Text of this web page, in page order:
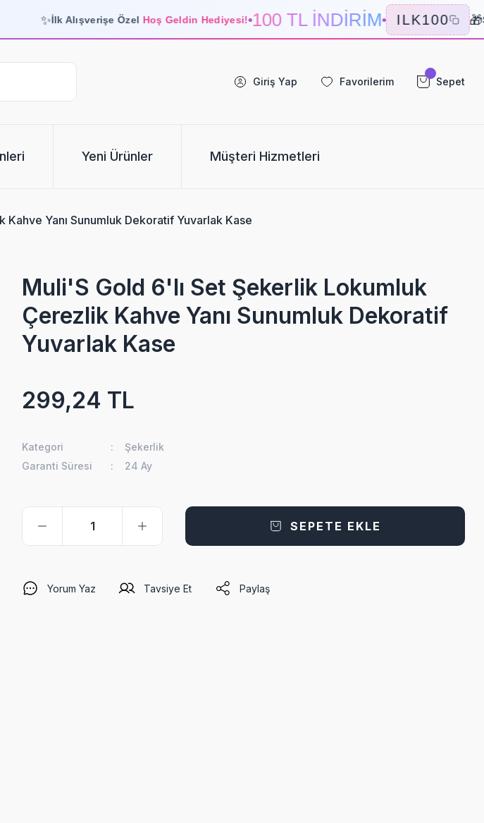
İlk Alışverişe ÖzelHoş Geldin Hediyesi! 100 TL İNDİRİM ILK100 🎁
Giriş Yap Favorilerim Sepet
Yeni Ürünler Müşteri Hizmetleri
Yanı Sunumluk Dekoratif Yuvarlak Kase
Muli'S Gold 6'lı Set Şekerlik Lokumluk
Çerezlik Kahve Yanı Sunumluk Dekoratif
Yuvarlak Kase
299,24 TL
Kategori
Şekerlik
Garanti Süresi
24 Ay
SEPETE EKLE
Yorum Yaz Tavsiye Et Paylaş